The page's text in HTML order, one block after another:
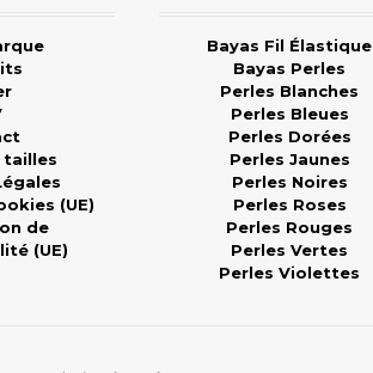
tailles
(UE)
de
(UE)
Bayas Fil Élastique
Bayas Perles
Perles Blanches
Perles Bleues
Perles Dorées
Perles Jaunes
Perles Noires
Perles Roses
Perles Rouges
Perles Vertes
Perles Violettes